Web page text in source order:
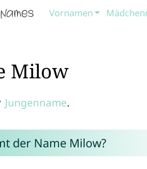
Vornamen
Milow
Jungenname.
der Name Milow?